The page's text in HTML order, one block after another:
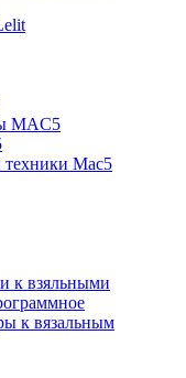
MAC5
техники Mac5
к взяльными
к вязальным